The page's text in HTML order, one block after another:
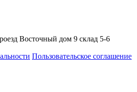
Восточный дом 9 склад 5-6
Пользовательское соглашение